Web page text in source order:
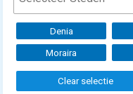
Denia
Moraira
Clear selectie